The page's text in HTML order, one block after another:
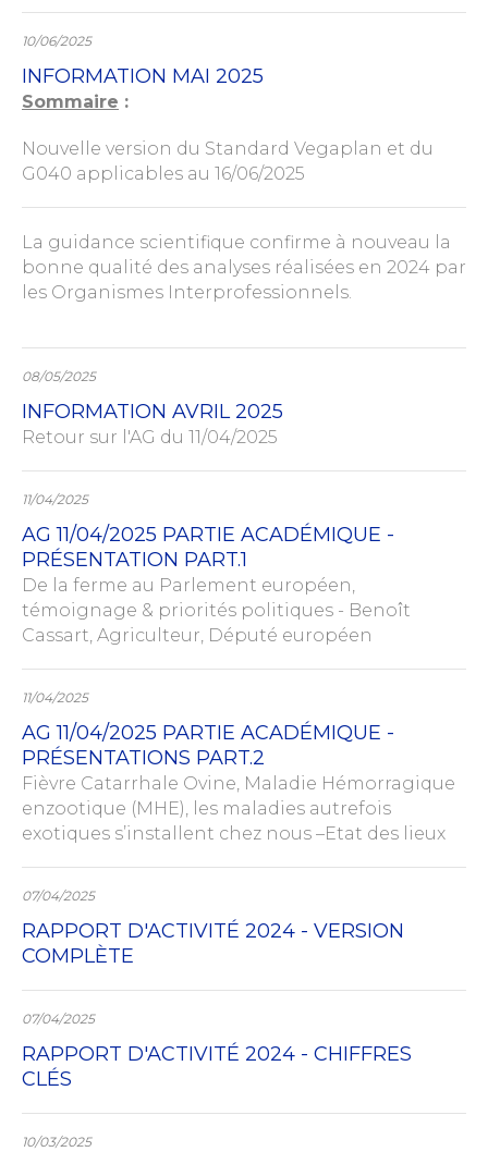
10/06/2025
INFORMATION MAI 2025
Sommaire :
Nouvelle version du Standard Vegaplan et du
G040 applicables au 16/06/2025
La guidance scientifique confirme à nouveau la
bonne qualité des analyses réalisées en 2024 par
les Organismes Interprofessionnels.
08/05/2025
INFORMATION AVRIL 2025
Retour sur l'AG du 11/04/2025
11/04/2025
AG 11/04/2025 PARTIE ACADÉMIQUE -
PRÉSENTATION PART.1
De la ferme au Parlement européen,
témoignage & priorités politiques - Benoît
Cassart, Agriculteur, Député européen
11/04/2025
AG 11/04/2025 PARTIE ACADÉMIQUE -
PRÉSENTATIONS PART.2
Fièvre Catarrhale Ovine, Maladie Hémorragique
enzootique (MHE), les maladies autrefois
exotiques s’installent chez nous –Etat des lieux
07/04/2025
RAPPORT D'ACTIVITÉ 2024 - VERSION
COMPLÈTE
07/04/2025
RAPPORT D'ACTIVITÉ 2024 - CHIFFRES
CLÉS
10/03/2025